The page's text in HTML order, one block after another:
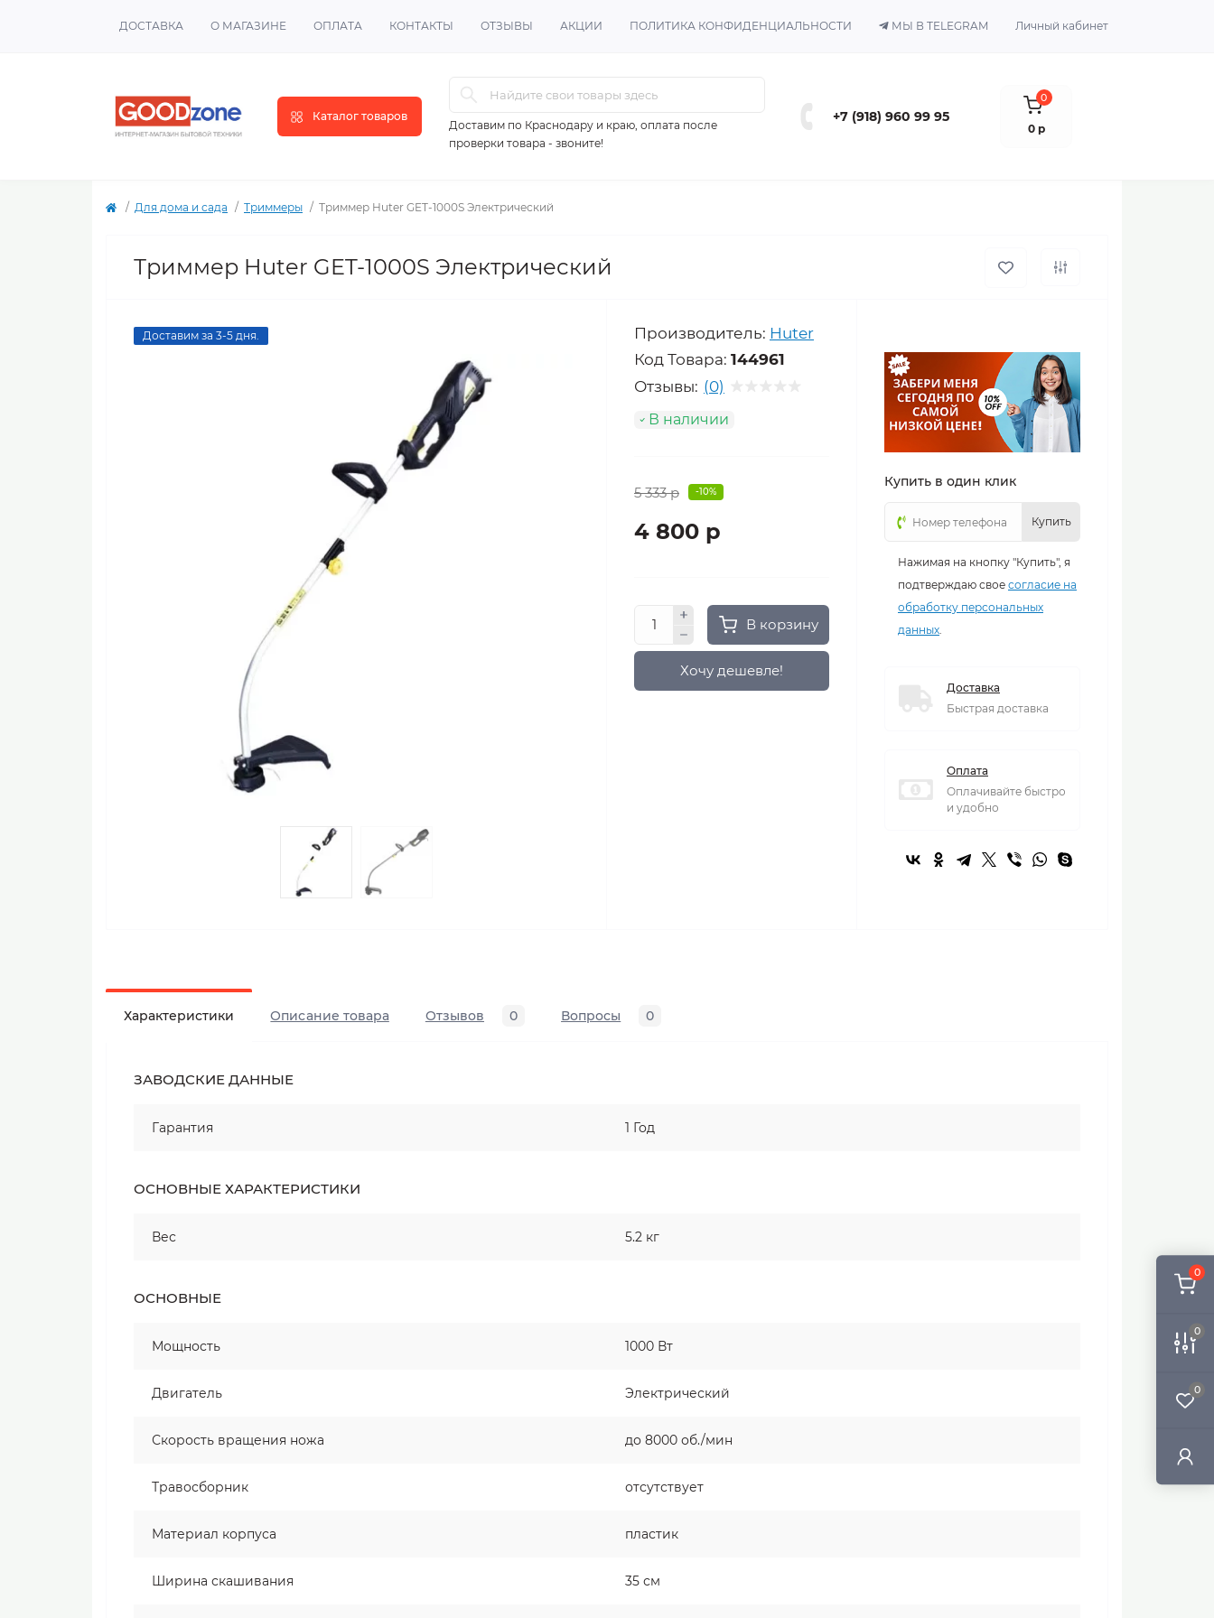
0
0
0
ДОСТАВКА О МАГАЗИНЕ ОПЛАТА КОНТАКТЫ ОТЗЫВЫ АКЦИИ ПОЛИТИКА КОНФИДЕНЦИАЛЬНОСТИ МЫ В TELEGRAM Личный кабинет
Каталог товаров
Доставим по Краснодару и краю, оплата после
проверки товара - звоните!
+7 (918) 960 99 95
0
0 р
Для дома и сада Триммеры Триммер Huter GET-1000S Электрический
Триммер Huter GET-1000S Электрический
Доставим за 3-5 дня. Производитель: Huter
Код Товара: 144961
Отзывы: (0)
В наличии
5 333 р -10%
4 800 р
В корзину
Хочу дешевле!
Купить в один клик
Купить
Нажимая на кнопку "Купить", я
подтверждаю свое согласие на
обработку персональных
данных.
Доставка
Быстрая доставка
Оплата
Оплачивайте быстро
и удобно
Характеристики Описание товара Отзывов 0 Вопросы 0
ЗАВОДСКИЕ ДАННЫЕ
Гарантия 1 Год
ОСНОВНЫЕ ХАРАКТЕРИСТИКИ
Вес 5.2 кг
ОСНОВНЫЕ
Мощность 1000 Вт
Двигатель Электрический
Скорость вращения ножа до 8000 об./мин
Травосборник отсутствует
Материал корпуса пластик
Ширина скашивания 35 см